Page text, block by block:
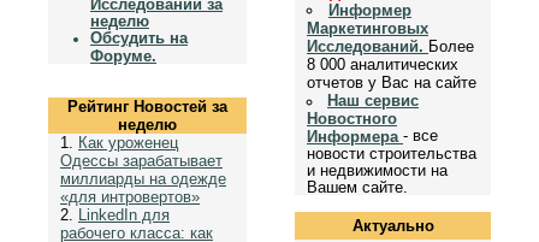
Исследований за
неделю
Обсудить на
Форуме.
Рейтинг Новостей за
неделю
1. Как уроженец
Одессы зарабатывает
миллиарды на одежде
«для интровертов»
2. LinkedIn для
рабочего класса: как
Информер
Маркетинговых
Исследований. Более
8 000 аналитических
отчетов у Вас на сайте
Наш сервис
Новостного
Информера - все
новости строительства
и недвижимости на
Вашем сайте.
Актуально